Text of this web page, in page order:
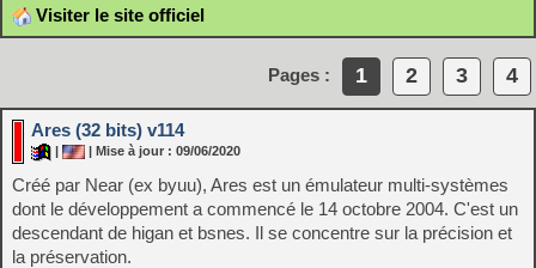
Visiter le site officiel
Pages : 1 2 3 4
Ares (32 bits) v114
| | Mise à jour : 09/06/2020
Créé par Near (ex byuu), Ares est un émulateur multi-systèmes
dont le développement a commencé le 14 octobre 2004. C'est un
descendant de higan et bsnes. Il se concentre sur la précision et
la préservation.